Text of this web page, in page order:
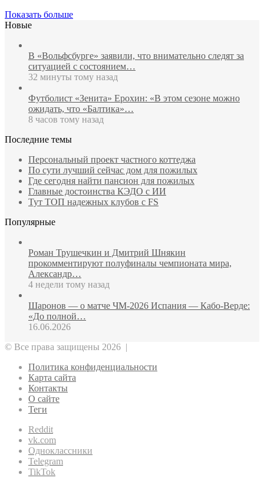
Показать больше
Новые
В «Вольфсбурге» заявили, что внимательно следят за
ситуацией с состоянием…
32 минуты тому назад
Футболист «Зенита» Ерохин: «В этом сезоне можно
ожидать, что «Балтика»…
8 часов тому назад
Последние темы
Персональный проект частного коттеджа
По сути лучший сейчас дом для пожилых
Где сегодня найти пансион для пожилых
Главные достоинства КЭДО с ИИ
Тут ТОП надежных клубов с FS
Популярные
Роман Трушечкин и Дмитрий Шнякин
прокомментируют полуфиналы чемпионата мира,
Александр…
4 недели тому назад
Шаронов — о матче ЧМ‑2026 Испания — Кабо‑Верде:
«До полной…
16.06.2026
© Все права защищены 2026 |
Политика конфиденциальности
Карта сайта
Контакты
О сайте
Теги
Reddit
vk.com
Одноклассники
Telegram
TikTok